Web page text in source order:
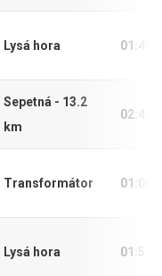
Lysá hora
Sepetná - 13.2
km
Transformátor
Lysá hora